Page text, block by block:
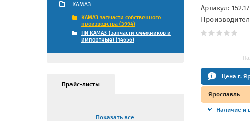
КАМАЗ
КАМАЗ запчасти собственного
производства (3994)
ПИ КАМАЗ (запчасти смежников и
импортные) (14656)
Прайс-листы
Показать все
Артикул:
Цена г.
Ярославль
Наличие и